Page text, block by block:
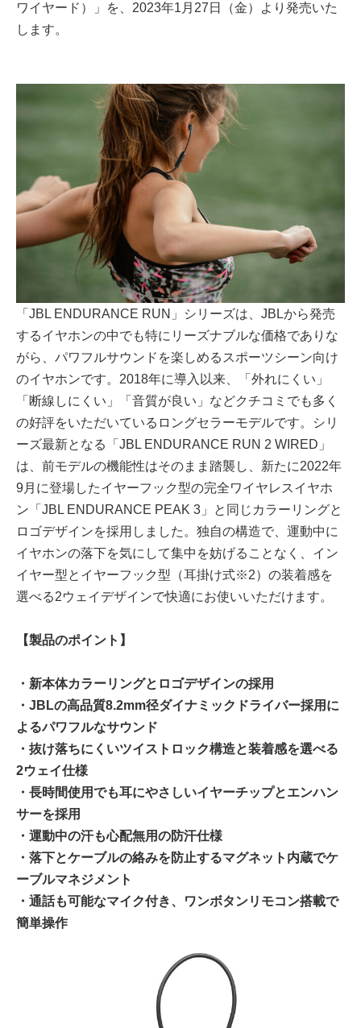
ワイヤード）」を、2023年1月27日（金）より発売いた
します。
「JBL ENDURANCE RUN」シリーズは、JBLから発売
するイヤホンの中でも特にリーズナブルな価格でありな
がら、パワフルサウンドを楽しめるスポーツシーン向け
のイヤホンです。2018年に導入以来、「外れにくい」
「断線しにくい」「音質が良い」などクチコミでも多く
の好評をいただいているロングセラーモデルです。シリ
ーズ最新となる「JBL ENDURANCE RUN 2 WIRED」
は、前モデルの機能性はそのまま踏襲し、新たに2022年
9月に登場したイヤーフック型の完全ワイヤレスイヤホ
ン「JBL ENDURANCE PEAK 3」と同じカラーリングと
ロゴデザインを採用しました。独自の構造で、運動中に
イヤホンの落下を気にして集中を妨げることなく、イン
イヤー型とイヤーフック型（耳掛け式※2）の装着感を
選べる2ウェイデザインで快適にお使いいただけます。
【製品のポイント】
・新本体カラーリングとロゴデザインの採用
・JBLの高品質8.2mm径ダイナミックドライバー採用に
よるパワフルなサウンド
・抜け落ちにくいツイストロック構造と装着感を選べる
2ウェイ仕様
・長時間使用でも耳にやさしいイヤーチップとエンハン
サーを採用
・運動中の汗も心配無用の防汗仕様
・落下とケーブルの絡みを防止するマグネット内蔵でケ
ーブルマネジメント
・通話も可能なマイク付き、ワンボタンリモコン搭載で
簡単操作